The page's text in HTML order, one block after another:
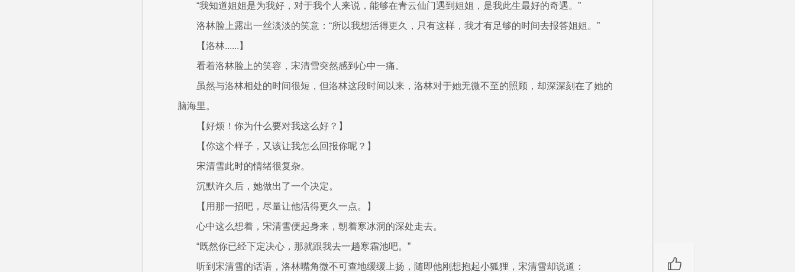
“我知道姐姐是为我好，对于我个人来说，能够在青云仙门遇到姐姐，是我此生最好的奇遇。”
洛林脸上露出一丝淡淡的笑意：“所以我想活得更久，只有这样，我才有足够的时间去报答姐姐。”
【洛林......】
看着洛林脸上的笑容，宋清雪突然感到心中一痛。
虽然与洛林相处的时间很短，但洛林这段时间以来，洛林对于她无微不至的照顾，却深深刻在了她的
脑海里。
【好烦！你为什么要对我这么好？】
【你这个样子，又该让我怎么回报你呢？】
宋清雪此时的情绪很复杂。
沉默许久后，她做出了一个决定。
【用那一招吧，尽量让他活得更久一点。】
心中这么想着，宋清雪便起身来，朝着寒冰洞的深处走去。
“既然你已经下定决心，那就跟我去一趟寒霜池吧。”
听到宋清雪的话语，洛林嘴角微不可查地缓缓上扬，随即他刚想抱起小狐狸，宋清雪却说道：